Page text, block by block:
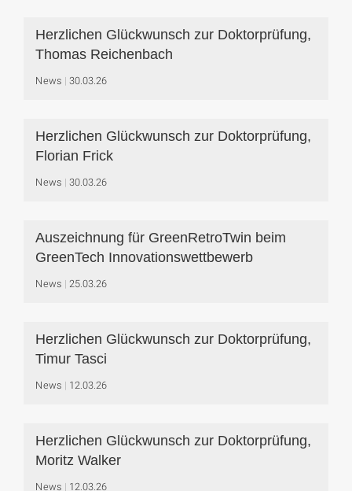
Herzlichen Glückwunsch zur Doktorprüfung,
Thomas Reichenbach
News 30.03.26
Herzlichen Glückwunsch zur Doktorprüfung,
Florian Frick
News 30.03.26
Auszeichnung für GreenRetroTwin beim
GreenTech Innovationswettbewerb
News 25.03.26
Herzlichen Glückwunsch zur Doktorprüfung,
Timur Tasci
News 12.03.26
Herzlichen Glückwunsch zur Doktorprüfung,
Moritz Walker
News 12.03.26